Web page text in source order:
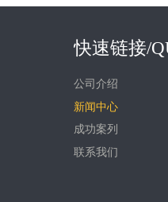
快速链接/
公司介绍
新闻中心
成功案列
联系我们